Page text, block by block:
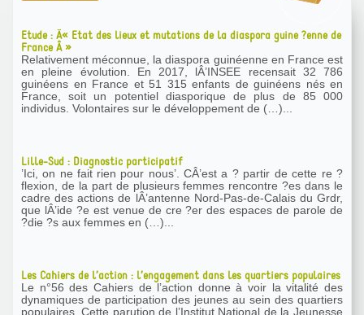
Etude : Â« Etat des lieux et mutations de la diaspora guine ?enne de
France Â »
Relativement méconnue, la diaspora guinéenne en France est
en pleine évolution. En 2017, lÂ’INSEE recensait 32 786
guinéens en France et 51 315 enfants de guinéens nés en
France, soit un potentiel diasporique de plus de 85 000
individus. Volontaires sur le développement de (…)...
Lille-Sud : Diagnostic participatif
’Ici, on ne fait rien pour nous’. CÂ’est a ? partir de cette re ?
flexion, de la part de plusieurs femmes rencontre ?es dans le
cadre des actions de lÂ’antenne Nord-Pas-de-Calais du Grdr,
que lÂ’ide ?e est venue de cre ?er des espaces de parole de
?die ?s aux femmes en (…)...
Les Cahiers de l’action : l’engagement dans les quartiers populaires
Le n°56 des Cahiers de l’action donne à voir la vitalité des
dynamiques de participation des jeunes au sein des quartiers
populaires. Cette parution de l’Institut National de la Jeunesse